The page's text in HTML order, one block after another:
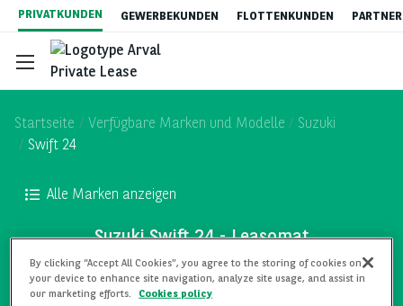
Direkt
zum
Inhalt
PRIVATKUNDEN GEWERBEKUNDEN FLOTTENKUNDEN PARTNER
Gebrauchtwagen-Leasing
Auto Abo
Startseite Verfügbare Marken und Modelle
Suzuki
Swift 24
Alle Marken anzeigen
Suzuki Swift 24 - Leasomat
ALLE MODELLE
By clicking “Accept All Cookies”, you agree to the storing of cookies on
your device to enhance site navigation, analyze site usage, and assist in
our marketing efforts.
Cookies policy